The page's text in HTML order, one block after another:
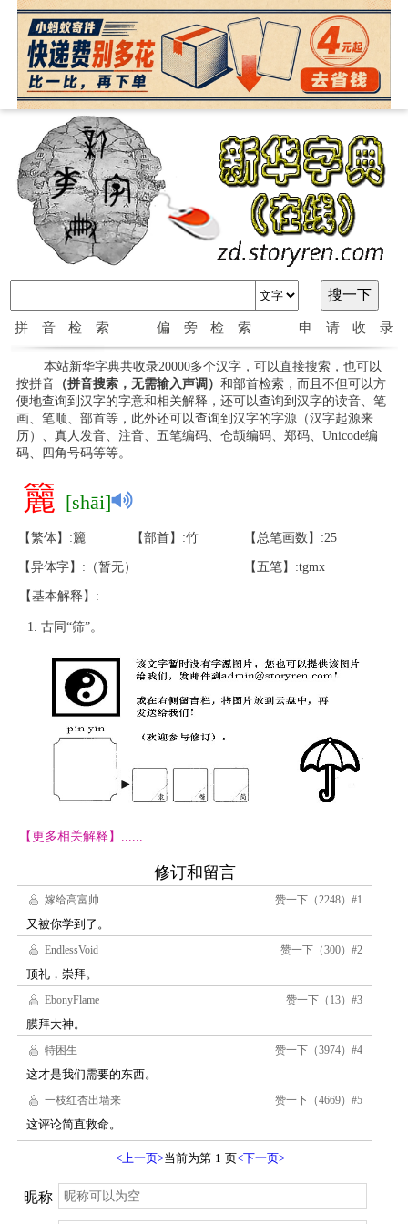
拼音检索 偏旁检索 申请收录
本站新华字典共收录20000多个汉字，可以直接搜索，也可以
按拼音（拼音搜索，无需输入声调） 和部首检索，而且不但可以方
便地查询到汉字的字意和相关解释，还可以查询到汉字的读音、笔
画、笔顺、部首等，此外还可以查询到汉字的字源（汉字起源来
历）、真人发音、注音、五笔编码、仓颉编码、郑码、Unicode编
码、四角号码等等。
籭 [shāi]
【繁体】:籭 【部首】:竹 【总笔画数】:25
【异体字】:（暂无） 【五笔】:tgmx
【基本解释】:
古同“筛”。
【更多相关解释】......